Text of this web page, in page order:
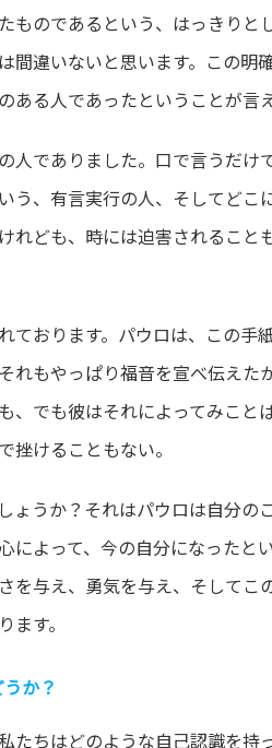
ものであるという、はっきりと
間違いないと思います。この明
ある人であったということが言
人でありました。口で言うだけ
う、有言実行の人、そしてどこ
れども、時には迫害されること
ております。パウロは、この手
れもやっぱり福音を宣べ伝えた
、でも彼はそれによってみこと
挫けることもない。
ょうか？それはパウロは自分の
によって、今の自分になったと
を与え、勇気を与え、そしてこ
ます。
か？
たちはどのような自己認識を持